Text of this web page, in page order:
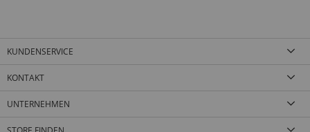
KUNDENSERVICE
KONTAKT
UNTERNEHMEN